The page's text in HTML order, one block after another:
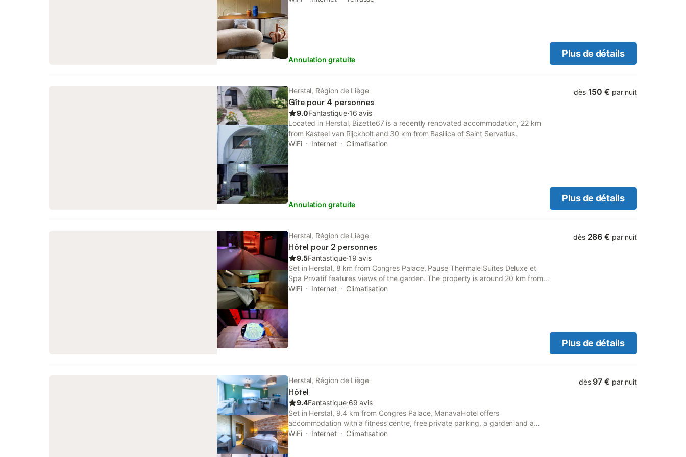
Annulation gratuite
Plus de détails
Herstal, Région de Liège
Gîte pour 4 personnes
9.0Fantastique⋅16 avis
Located in Herstal, Bizette67 is a recently renovated accommodation, 22 km
from Kasteel van Rijckholt and 30 km from Basilica of Saint Servatius.
WiFi
Internet Climatisation
Annulation gratuite
dès 150 € par nuit
Plus de détails
Herstal, Région de Liège
Hôtel pour 2 personnes
9.5Fantastique⋅19 avis
Set in Herstal, 8 km from Congres Palace, Pause Thermale Suites Deluxe et
Spa Privatif features views of the garden. The property is around 20 km from
Kasteel van Rijckholt, 29 km from Basilica of Saint Servatius and 29 km from
WiFi Internet Climatisation
dès 286 € par nuit
Plus de détails
Herstal, Région de Liège
Hôtel
9.4Fantastique⋅69 avis
Set in Herstal, 9.4 km from Congres Palace, ManavaHotel offers
accommodation with a fitness centre, free private parking, a garden and a
terrace. This 3-star hotel has air-conditioned rooms with a private bathroom.
WiFi Internet Climatisation
dès 97 € par nuit